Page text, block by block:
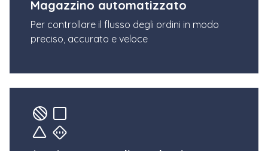
Magazzino automatizzato
Per controllare il flusso degli ordini in modo
preciso, accurato e veloce